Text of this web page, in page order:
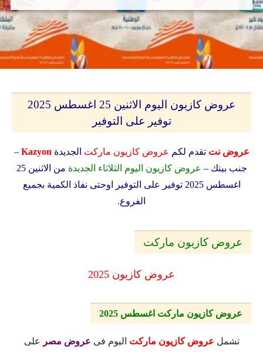
عروض كازيون اليوم الاثنين 25 اغسطس 2025
توفير على التوفير
عروض نت تقدم لكم عروض كازيون ماركت الجديدة Kazyon
–
جنب بيتك – عروض كازيون اليوم الثلاثاء الجديدة
من الاثنين 25
اغسطس 2025 توفير على التوفير
اوحتى نفاذ الكمية بجميع
الفروع.
عروض كازيون ماركت
عروض كازيون 2025
عروض كازيون ماركت اغسطس 2025
تشمل عروض كازيون ماركت اليوم فى عروض مصر
على